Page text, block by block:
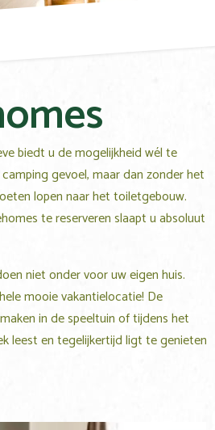
biedt u de mogelijkheid wél te
gevoel, maar dan zonder het
lopen naar het toiletgebouw.
te reserveren slaapt u absoluut
niet onder voor uw eigen huis.
mooie vakantielocatie! De
in de speeltuin of tijdens het
leest en tegelijkertijd ligt te genieten